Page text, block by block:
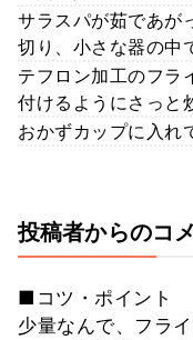
サラスパが茹であが
切り、小さな器の中
テフロン加工のフ
付けるようにさっと
おかずカップに入れ
投稿者からのコ
■コツ・ポイント
少量なんで、フラ